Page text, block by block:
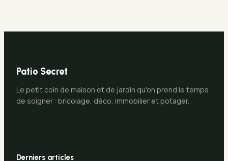
Patio Secret
Le petit coin de maison et de jardin qu'on prend le temps
de soigner : bricolage, déco, immobilier et potager.
Derniers articles